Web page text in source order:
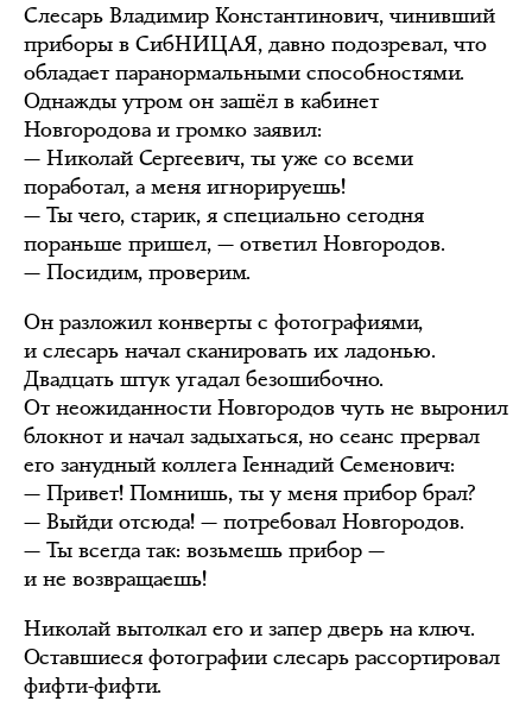
Слесарь Владимир Константинович, чинивший
приборы в СибНИЦАЯ, давно подозревал, что
обладает паранормальными способностями.
Однажды утром он зашёл в кабинет
Новгородова и громко заявил:
— Николай Сергеевич, ты уже со всеми
поработал, а меня игнорируешь!
— Ты чего, старик, я специально сегодня
пораньше пришел, — ответил Новгородов.
— Посидим, проверим.
Он разложил конверты с фотографиями,
и слесарь начал сканировать их ладонью.
Двадцать штук угадал безошибочно.
От неожиданности Новгородов чуть не выронил
блокнот и начал задыхаться, но сеанс прервал
его занудный коллега Геннадий Семенович:
— Привет! Помнишь, ты у меня прибор брал?
— Выйди отсюда! — потребовал Новгородов.
— Ты всегда так: возьмешь прибор —
и не возвращаешь!
Николай вытолкал его и запер дверь на ключ.
Оставшиеся фотографии слесарь рассортировал
фифти-фифти.